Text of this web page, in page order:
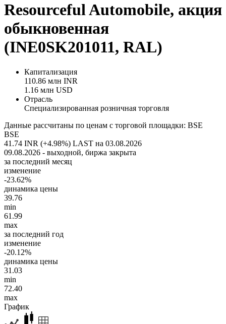
Resourceful Automobile, акция
обыкновенная
(INE0SK201011, RAL)
Капитализация
110.86 млн INR
1.16 млн USD
Отрасль
Специализированная розничная торговля
Данные рассчитаны по ценам с торговой площадки: BSE
BSE
41.74 INR (+4.98%) LAST на 03.08.2026
09.08.2026 - выходной, биржа закрыта
за последний месяц
изменение
-23.62%
динамика цены
39.76
min
61.99
max
за последний год
изменение
-20.12%
динамика цены
31.03
min
72.40
max
График